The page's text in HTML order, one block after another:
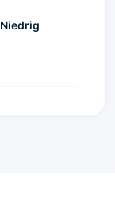
Niedrig